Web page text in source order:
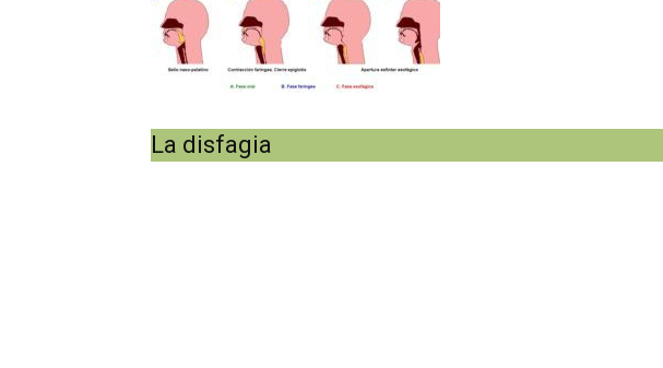
La disfagia